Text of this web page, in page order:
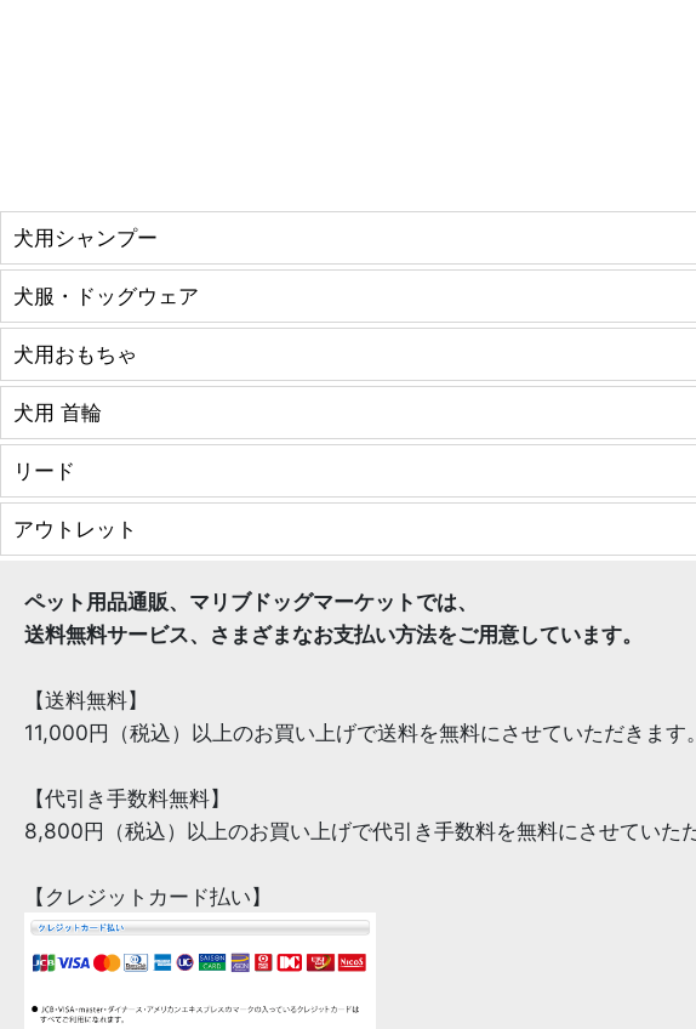
犬用シャンプー
犬服・ドッグウェア
犬用おもちゃ
犬用 首輪
リード
アウトレット
ペット用品通販、マリブドッグマーケットでは、
送料無料サービス、さまざまなお支払い方法をご用意しています。
【送料無料】
11,000円（税込）以上のお買い上げで送料を無料にさせていただきます。
【代引き手数料無料】
8,800円（税込）以上のお買い上げで代引き手数料を無料にさせていただ
【クレジットカード払い】